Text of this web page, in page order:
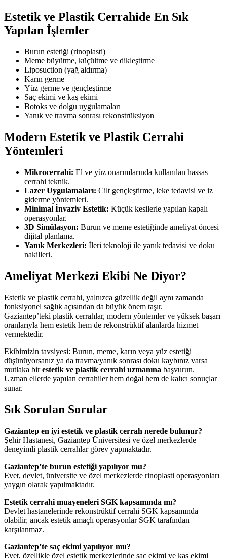
Estetik ve Plastik Cerrahide En Sık
Yapılan İşlemler
Burun estetiği (rinoplasti)
Meme büyütme, küçültme ve dikleştirme
Liposuction (yağ aldırma)
Karın germe
Yüz germe ve gençleştirme
Saç ekimi ve kaş ekimi
Botoks ve dolgu uygulamaları
Yanık ve travma sonrası rekonstrüksiyon
Modern Estetik ve Plastik Cerrahi
Yöntemleri
Mikrocerrahi: El ve yüz onarımlarında kullanılan hassas
cerrahi teknik.
Lazer Uygulamaları: Cilt gençleştirme, leke tedavisi ve iz
giderme yöntemleri.
Minimal İnvaziv Estetik: Küçük kesilerle yapılan kapalı
operasyonlar.
3D Simülasyon: Burun ve meme estetiğinde ameliyat öncesi
dijital planlama.
Yanık Merkezleri: İleri teknoloji ile yanık tedavisi ve doku
nakilleri.
Ameliyat Merkezi Ekibi Ne Diyor?
Estetik ve plastik cerrahi, yalnızca güzellik değil aynı zamanda
fonksiyonel sağlık açısından da büyük önem taşır.
Gaziantep’teki plastik cerrahlar, modern yöntemler ve yüksek başarı
oranlarıyla hem estetik hem de rekonstrüktif alanlarda hizmet
vermektedir.
Ekibimizin tavsiyesi: Burun, meme, karın veya yüz estetiği
düşünüyorsanız ya da travma/yanık sonrası doku kaybınız varsa
mutlaka birestetik ve plastik cerrahi uzmanına başvurun.
Uzman ellerde yapılan cerrahiler hem doğal hem de kalıcı sonuçlar
sunar.
Sık Sorulan Sorular
Gaziantep en iyi estetik ve plastik cerrah nerede bulunur?
Şehir Hastanesi, Gaziantep Üniversitesi ve özel merkezlerde
deneyimli plastik cerrahlar görev yapmaktadır.
Gaziantep’te burun estetiği yapılıyor mu?
Evet, devlet, üniversite ve özel merkezlerde rinoplasti operasyonları
yaygın olarak yapılmaktadır.
Estetik cerrahi muayeneleri SGK kapsamında mı?
Devlet hastanelerinde rekonstrüktif cerrahi SGK kapsamında
olabilir, ancak estetik amaçlı operasyonlar SGK tarafından
karşılanmaz.
Gaziantep’te saç ekimi yapılıyor mu?
Evet, özellikle özel estetik merkezlerinde saç ekimi ve kaş ekimi